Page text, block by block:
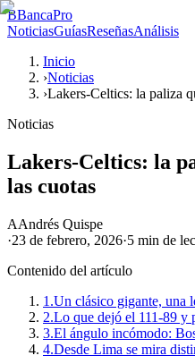
BBancaPro
NoticiasGuíasReseñasAnálisis
Inicio
›Noticias
›Lakers-Celtics: la paliza
Noticias
Lakers-Celtics: la
las cuotas
AAndrés Quispe
·23 de febrero, 2026·5 min de
Contenido del artículo
1.Un clásico gigante, una
2.Lo que dejó el 111-89 y
3.El ángulo incómodo:
4.Desde Lima se mira